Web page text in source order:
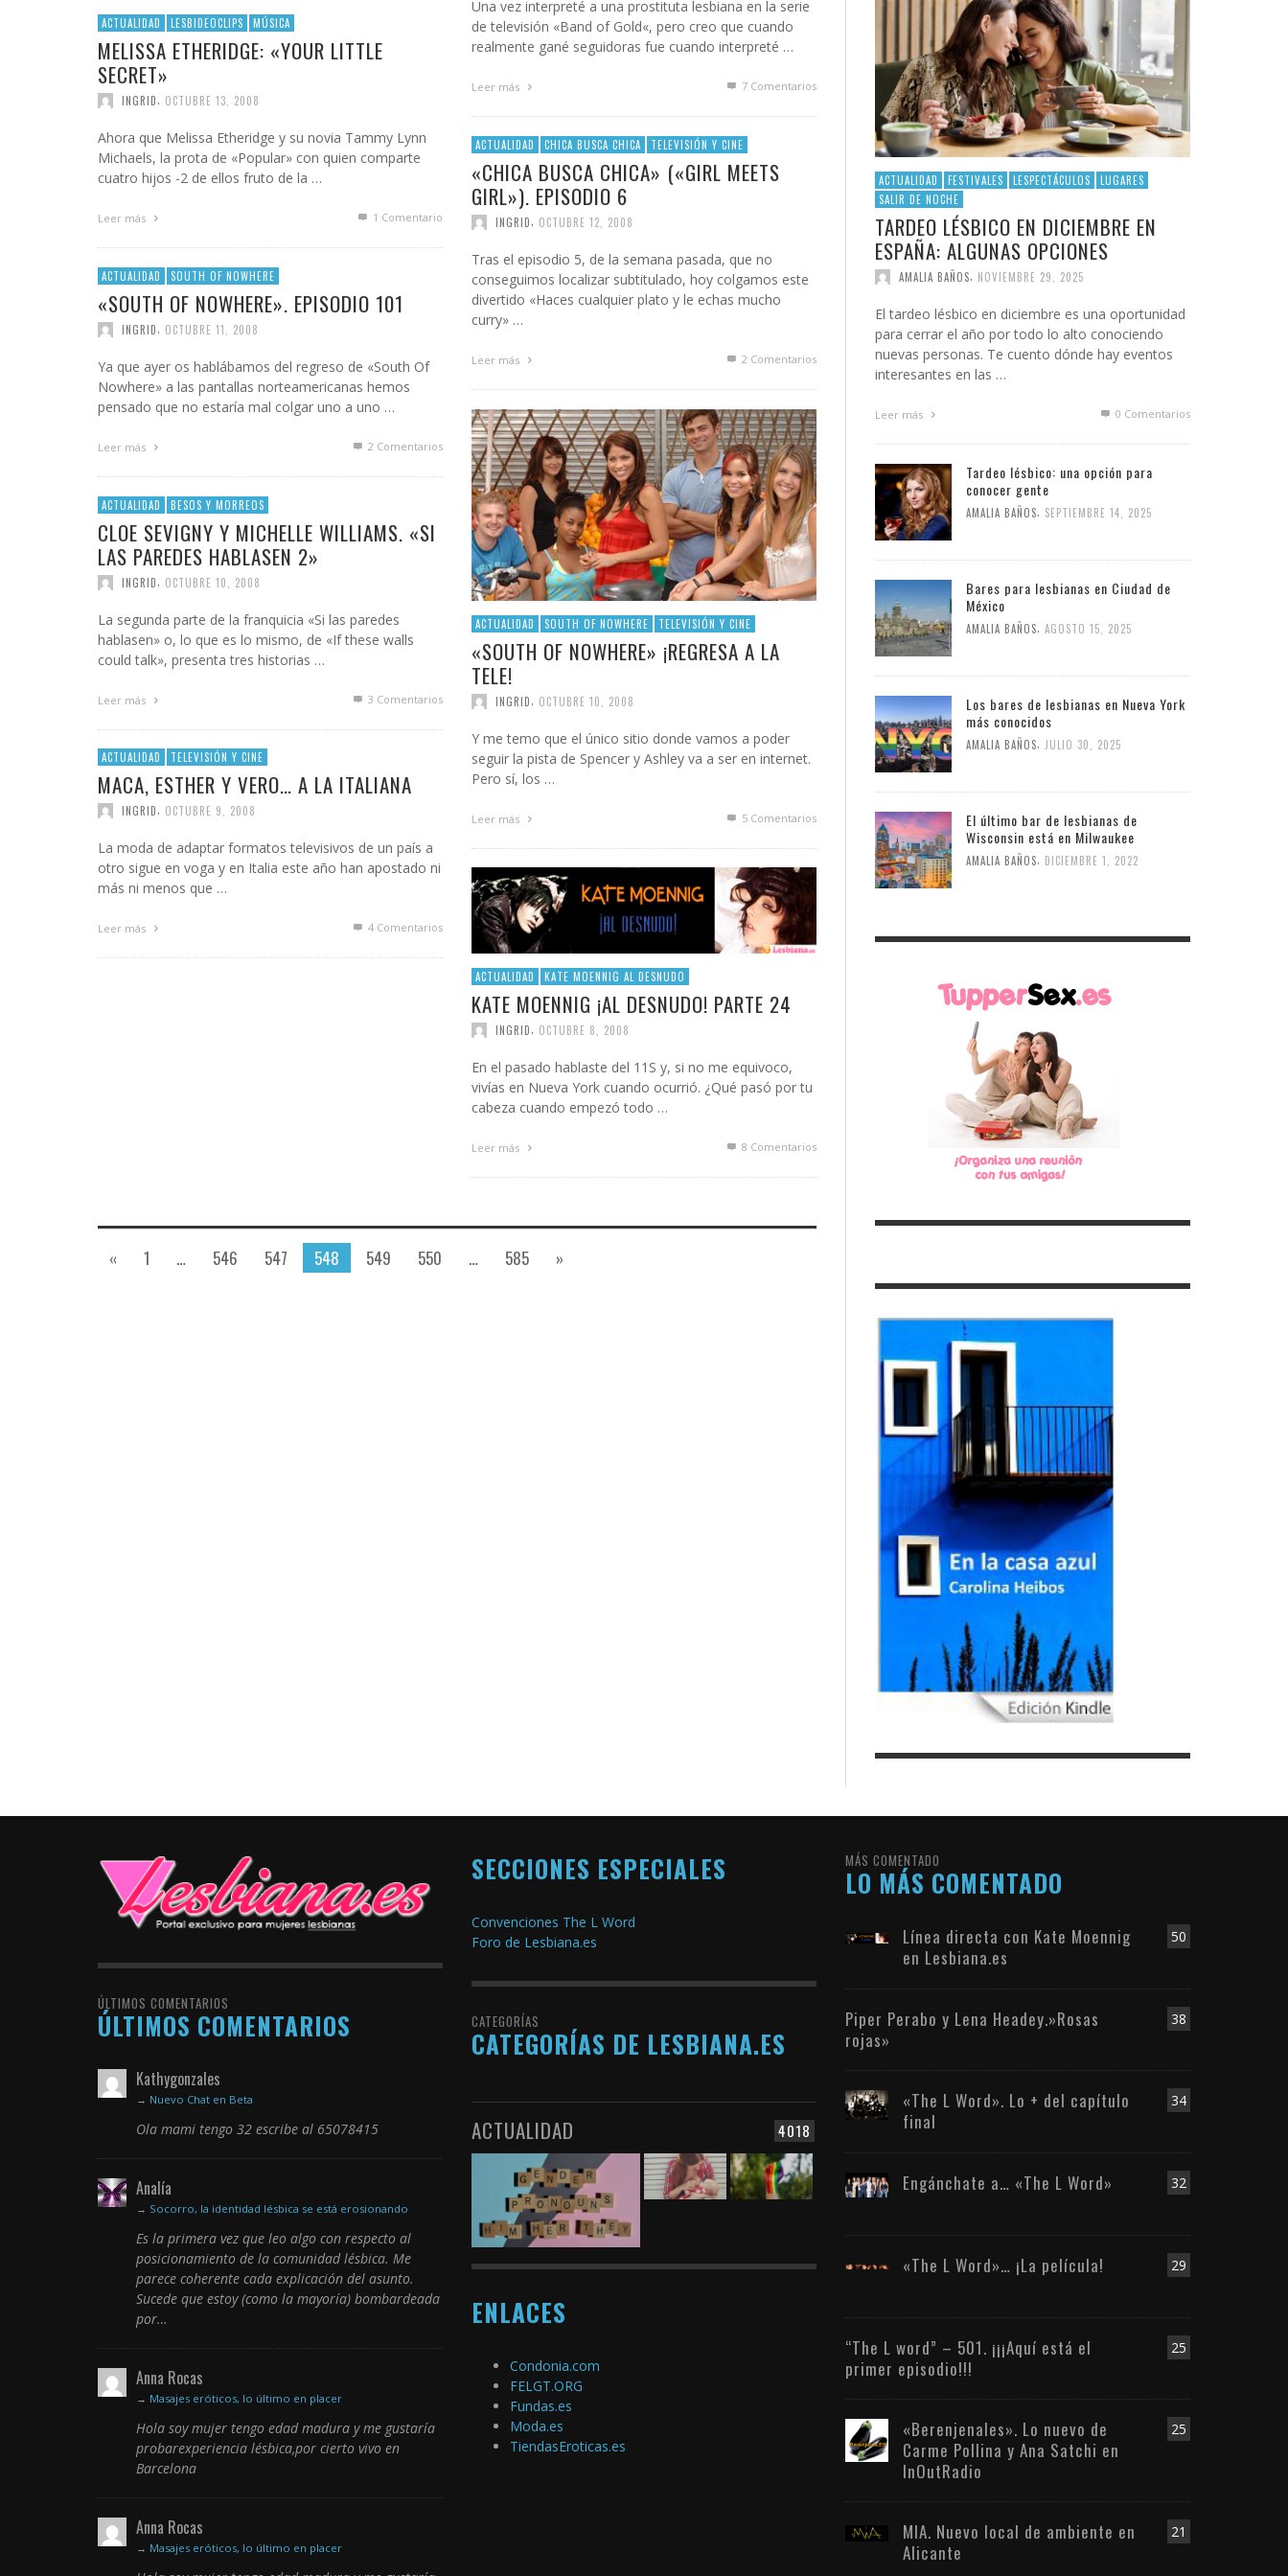
INFIELES
Una vez interpreté a una prostituta lesbiana en la serie
de televisión «Band of Gold«, pero creo que cuando
realmente gané seguidoras fue cuando interpreté …
Leer más 7 Comentarios
ACTUALIDAD LESBIDEOCLIPS MÚSICA
MELISSA ETHERIDGE: «YOUR LITTLE
SECRET»
INGRID OCTUBRE 13, 2008
Ahora que Melissa Etheridge y su novia Tammy Lynn
Michaels, la prota de «Popular» con quien comparte
cuatro hijos -2 de ellos fruto de la …
Leer más 1 Comentario
ACTUALIDAD CHICA BUSCA CHICA TELEVISIÓN Y CINE
«CHICA BUSCA CHICA» («GIRL MEETS
GIRL»). EPISODIO 6
INGRID OCTUBRE 12, 2008
Tras el episodio 5, de la semana pasada, que no
conseguimos localizar subtitulado, hoy colgamos este
divertido «Haces cualquier plato y le echas mucho
curry» …
Leer más 2 Comentarios
ACTUALIDAD SOUTH OF NOWHERE
«SOUTH OF NOWHERE». EPISODIO 101
INGRID OCTUBRE 11, 2008
Ya que ayer os hablábamos del regreso de «South Of
Nowhere» a las pantallas norteamericanas hemos
pensado que no estaría mal colgar uno a uno …
Leer más 2 Comentarios
ACTUALIDAD SOUTH OF NOWHERE TELEVISIÓN Y CINE
«SOUTH OF NOWHERE» ¡REGRESA A LA
TELE!
INGRID OCTUBRE 10, 2008
Y me temo que el único sitio donde vamos a poder
seguir la pista de Spencer y Ashley va a ser en internet.
Pero sí, los …
Leer más 5 Comentarios
ACTUALIDAD BESOS Y MORREOS
CLOE SEVIGNY Y MICHELLE WILLIAMS. «SI
LAS PAREDES HABLASEN 2»
INGRID OCTUBRE 10, 2008
La segunda parte de la franquicia «Si las paredes
hablasen» o, lo que es lo mismo, de «If these walls
could talk», presenta tres historias …
Leer más 3 Comentarios
ACTUALIDAD TELEVISIÓN Y CINE
MACA, ESTHER Y VERO… A LA ITALIANA
INGRID OCTUBRE 9, 2008
La moda de adaptar formatos televisivos de un país a
otro sigue en voga y en Italia este año han apostado ni
más ni menos que …
Leer más 4 Comentarios
ACTUALIDAD KATE MOENNIG AL DESNUDO
KATE MOENNIG ¡AL DESNUDO! PARTE 24
INGRID OCTUBRE 8, 2008
En el pasado hablaste del 11S y, si no me equivoco,
vivías en Nueva York cuando ocurrió. ¿Qué pasó por tu
cabeza cuando empezó todo …
Leer más 8 Comentarios
« 1 … 546 547 548 549 550 … 585 »
ACTUALIDAD FESTIVALES LESPECTÁCULOS
LUGARES
SALIR DE NOCHE
TARDEO LÉSBICO EN DICIEMBRE EN
ESPAÑA: ALGUNAS OPCIONES
AMALIA BAÑOS, NOVIEMBRE 29, 2025
El tardeo lésbico en diciembre es una oportunidad
para cerrar el año por todo lo alto conociendo
nuevas personas. Te cuento dónde hay eventos
interesantes en las …
Leer más 0 Comentarios
Tardeo lésbico: una opción para
conocer gente
AMALIA BAÑOS SEPTIEMBRE 14, 2025
Bares para lesbianas en Ciudad de
México
AMALIA BAÑOS AGOSTO 15, 2025
Los bares de lesbianas en Nueva York
más conocidos
AMALIA BAÑOS JULIO 30, 2025
El último bar de lesbianas de
Wisconsin está en Milwaukee
AMALIA BAÑOS DICIEMBRE 1, 2022
ÚLTIMOS COMENTARIOS
ÚLTIMOS COMENTARIOS
Kathygonzales
→ Nuevo Chat en Beta
Ola mami tengo 32 escribe al 65078415
Analía
→ Socorro, la identidad lésbica se está erosionando
Es la primera vez que leo algo con respecto al
posicionamiento de la comunidad lésbica. Me
parece coherente cada explicación del asunto.
Sucede que estoy (como la mayoría) bombardeada
por…
Anna Rocas
→ Masajes eróticos, lo último en placer
Hola soy mujer tengo edad madura y me gustaría
probarexperiencia lésbica,por cierto vivo en
Barcelona
Anna Rocas
→ Masajes eróticos, lo último en placer
SECCIONES ESPECIALES
Convenciones The L Word
Foro de Lesbiana.es
CATEGORÍAS
CATEGORÍAS DE LESBIANA.ES
4018
ACTUALIDAD
ENLACES
Condonia.com
FELGT.ORG
Fundas.es
Moda.es
TiendasEroticas.es
MÁS COMENTADO
LO MÁS COMENTADO
50
Línea directa con Kate Moennig
en Lesbiana.es
38
Piper Perabo y Lena Headey.»Rosas
rojas»
34
«The L Word». Lo + del capítulo
final
32
Engánchate a… «The L Word»
29
«The L Word»… ¡La película!
25
“The L word” – 501. ¡¡¡Aquí está el
primer episodio!!!
25
«Berenjenales». Lo nuevo de
Carme Pollina y Ana Satchi en
InOutRadio
21
MIA. Nuevo local de ambiente en
Alicante